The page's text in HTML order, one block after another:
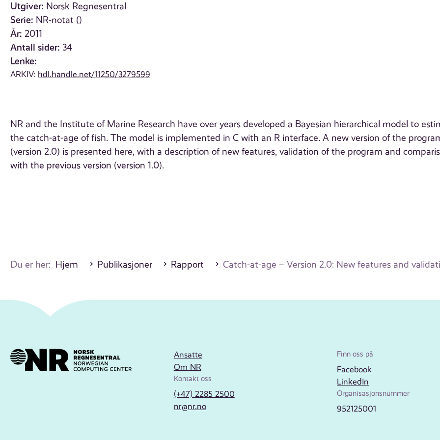
Utgiver: Norsk Regnesentral
Serie: NR-notat ()
År: 2011
Antall sider: 34
Lenke:
ARKIV: hdl.handle.net/11250/3279599
NR and the Institute of Marine Research have over years developed a Bayesian hierarchical model to
the catch-at-age of fish. The model is implemented in C with an R interface. A new version of the
(version 2.0) is presented here, with a description of new features, validation of the program and
with the previous version (version 1.0).
Du er her: Hjem Publikasjoner Rapport Catch-at-age – Version 2.0: New features and
Ansatte
Om NR
Kontakt oss
(+47) 2285 2500
nr@nr.no
Finn oss på
Facebook
LinkedIn
Organisasjonsnummer
952125001